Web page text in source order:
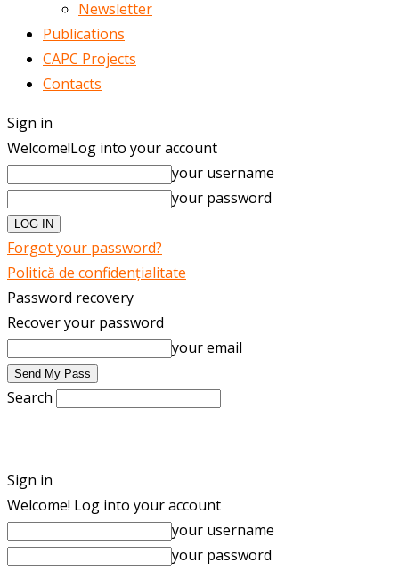
Newsletter
Publications
CAPC Projects
Contacts
Sign in
Welcome!Log into your account
your username
your password
Forgot your password?
Politică de confidențialitate
Password recovery
Recover your password
your email
Search
Sign in
Welcome! Log into your account
your username
your password